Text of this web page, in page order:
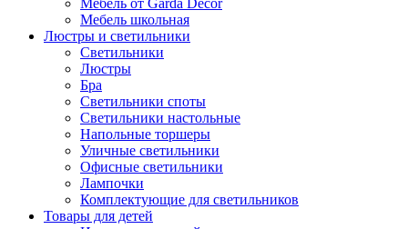
Мебель от Garda Decor
Мебель школьная
Люстры и светильники
Светильники
Люстры
Бра
Светильники споты
Светильники настольные
Напольные торшеры
Уличные светильники
Офисные светильники
Лампочки
Комплектующие для светильников
Товары для детей